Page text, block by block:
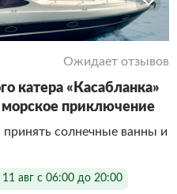
Ожидает отзывов
катера «Касабланка»
приключение
солнечные ванны и
11 авг с 06:00 до 20:00